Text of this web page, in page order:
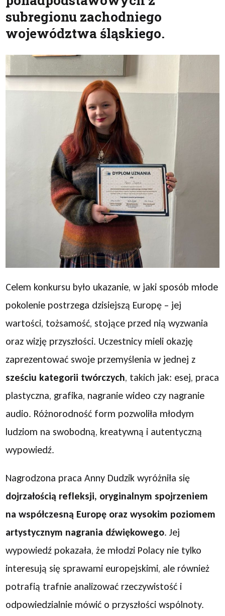
subregionu zachodniego
województwa śląskiego.
Celem konkursu było ukazanie, w jaki sposób młode
pokolenie postrzega dzisiejszą Europę – jej
wartości, tożsamość, stojące przed nią wyzwania
oraz wizję przyszłości. Uczestnicy mieli okazję
zaprezentować swoje przemyślenia w jednej z
sześciu kategorii twórczych, takich jak: esej, praca
plastyczna, grafika, nagranie wideo czy nagranie
audio. Różnorodność form pozwoliła młodym
ludziom na swobodną, kreatywną i autentyczną
wypowiedź.
Nagrodzona praca Anny Dudzik wyróżniła się
dojrzałością refleksji, oryginalnym spojrzeniem
na współczesną Europę oraz wysokim poziomem
artystycznym nagrania dźwiękowego. Jej
wypowiedź pokazała, że młodzi Polacy nie tylko
interesują się sprawami europejskimi, ale również
potrafią trafnie analizować rzeczywistość i
odpowiedzialnie mówić o przyszłości wspólnoty.